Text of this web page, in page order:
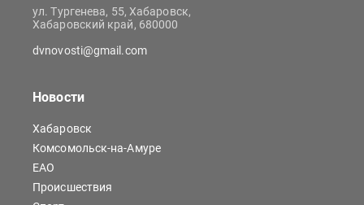
ул. Тургенева, 55, Хабаровск,
Хабаровский край, 680000
dvnovosti@gmail.com
Новости
Хабаровск
Комсомольск-на-Амуре
ЕАО
Происшествия